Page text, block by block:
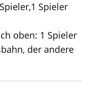
Spieler
oben: 1 Spieler
der andere